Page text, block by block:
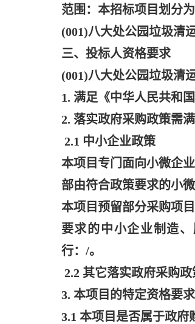
范围：本招标项目划分为
(001)八大处公园垃圾清
三、投标人资格要求
(001)八大处公园垃圾清
1. 满足《中华人民共和
2. 落实政府采购政策需
2.1 中小企业政策
本项目专门面向小微企
部由符合政策要求的小微
本项目预留部分采购项
要求的中小企业制造
行： /。
2.2 其它落实政府采购
3. 本项目的特定资格要求
3.1 本项目是否属于政府